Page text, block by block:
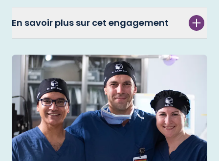
En savoir plus sur cet engagement